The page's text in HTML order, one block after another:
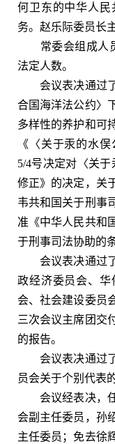
何卫东的中华人民
务。赵乐际委员长
常委会组成人员
法定人数。
会议表决通过了
合国海洋法公约〉
多样性的养护和可
《〈关于汞的水
5/4号决定对〈关
修正》的决定，关
韦共和国关于刑事
准《中华人民共和
于刑事司法协助的
会议表决通过了
政经济委员会、华
会、社会建设委员
三次会议主席团交
的报告。
会议表决通过了
员会关于个别代表
会议经表决，任
会副主任委员，孙
主任委员；免去徐